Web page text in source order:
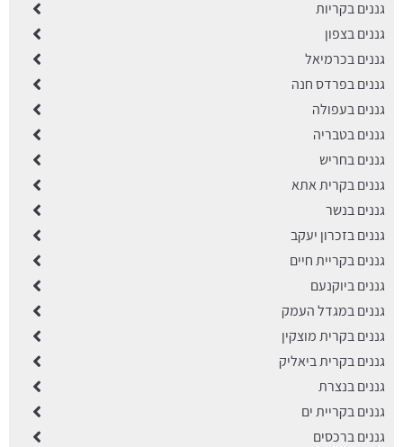
גננים בקריות
גננים בצפון
גננים בכרמיאל
גננים בפרדס חנה
גננים בעפולה
גננים בטבריה
גננים בחריש
גננים בקרית אתא
גננים בנשר
גננים בזכרון יעקב
גננים בקריית חיים
גננים ביוקנעם
גננים במגדל העמק
גננים בקרית מוצקין
גננים בקרית ביאליק
גננים בנצרת
גננים בקריית ים
גננים ברכסים